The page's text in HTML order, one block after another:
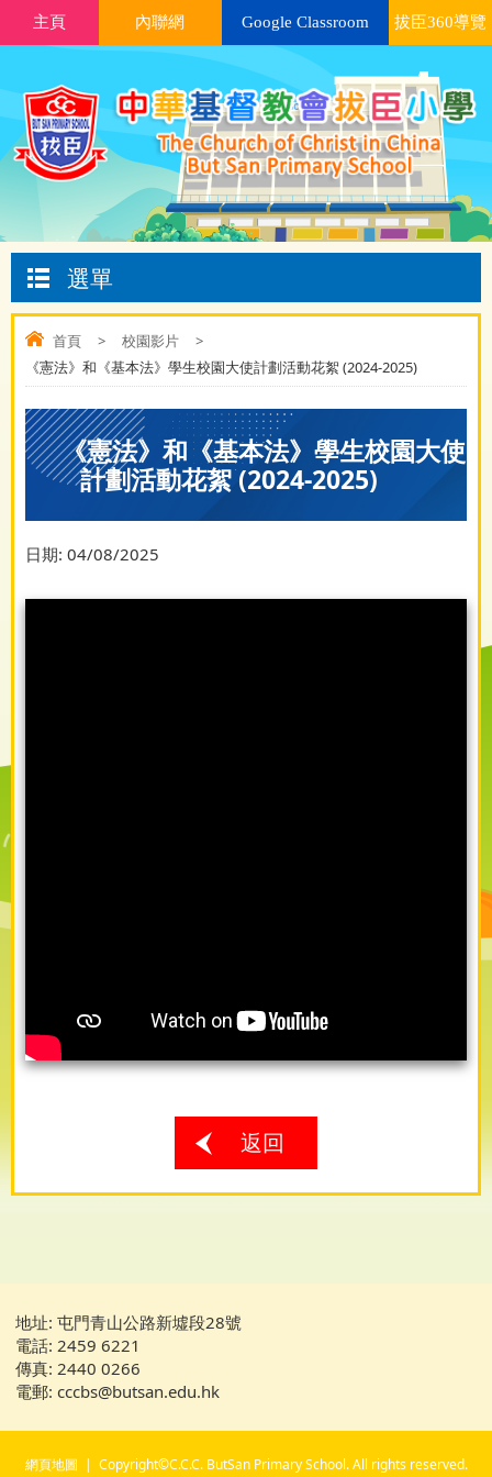
主頁 內聯網 Google Classroom 拔臣360導覽
選單
首頁 > 校園影片
>
《憲法》和《基本法》學生校園大使計劃活動花絮 (2024-2025)
《憲法》和《基本法》學生校園大使
計劃活動花絮 (2024-2025)
日期: 04/08/2025
返回
地址: 屯門青山公路新墟段28號
電話: 2459 6221
傳真: 2440 0266
電郵: cccbs@butsan.edu.hk
網頁地圖 | Copyright©C.C.C. ButSan Primary School. All rights reserved.